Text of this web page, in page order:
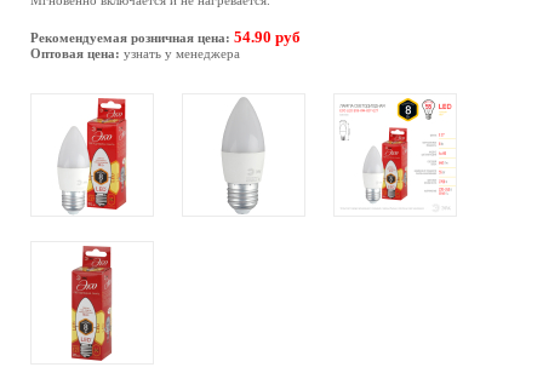
Рекомендуемая розничная цена: 54.90 руб
Оптовая цена: узнать у менеджера